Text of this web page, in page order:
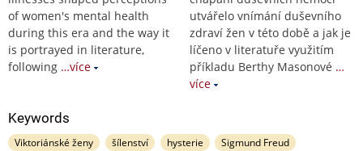
of women's mental health
during this era and the way it
is portrayed in literature,
following …více
utvářelo vnímání duševního
zdraví žen v této době a jak je
líčeno v literatuře využitím
příkladu Berthy Masonové …
více
Keywords
Viktoriánské ženy šílenství hysterie
Sigmund Freud